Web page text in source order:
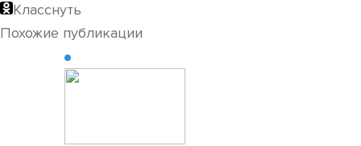
Класснуть
Похожие публикации